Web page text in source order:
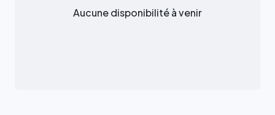
Aucune disponibilité à venir